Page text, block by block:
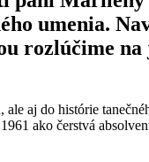
umenia.
rozlúčime
aj do histórie
ako čerstvá